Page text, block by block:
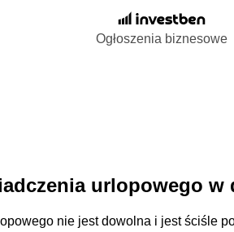
Ogłoszenia biznesowe
urlopowego w
nie jest dowolna i jest ściśle